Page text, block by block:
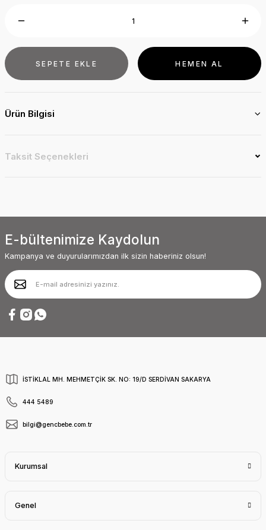
SEPETE EKLE HEMEN AL
Ürün Bilgisi
Taksit Seçenekleri
E-bültenimize Kaydolun
Kampanya ve duyurularımızdan ilk sizin haberiniz olsun!
İSTİKLAL MH. MEHMETÇİK SK. NO: 19/D SERDİVAN SAKARYA
444 5489
bilgi@gencbebe.com.tr
Kurumsal
Genel